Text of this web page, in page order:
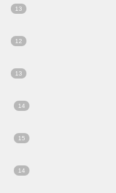
13
12
13
14
15
14